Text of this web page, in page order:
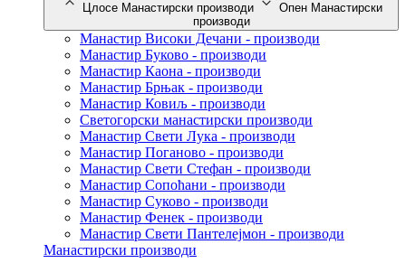
Цлосе Манастирски производи
Опен Манастирски
производи
Манастир Високи Дечани - производи
Манастир Буково - производи
Манастир Каона - производи
Манастир Брњак - производи
Манастир Ковиљ - производи
Светогорски манастирски производи
Манастир Свети Лука - производи
Манастир Поганово - производи
Манастир Свети Стефан - производи
Манастир Сопоћани - производи
Манастир Суково - производи
Манастир Фенек - производи
Манастир Свети Пантелејмон - производи
Манастирски производи